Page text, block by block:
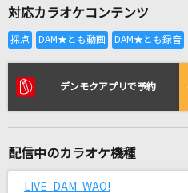
全国り
リアルタイムで歌わ
changes
対応カラオケコンテンツ
デンモクアプリで予約
配信中のカラオケ機種
LIVE DAM WAO!